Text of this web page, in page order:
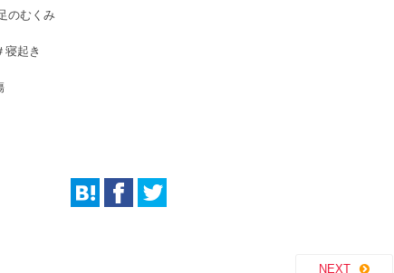
のむくみ
寝起き
NEXT